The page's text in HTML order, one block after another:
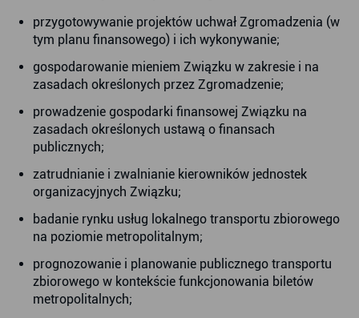
przygotowywanie projektów uchwał Zgromadzenia (w
tym planu finansowego) i ich wykonywanie;
gospodarowanie mieniem Związku w zakresie i na
zasadach określonych przez Zgromadzenie;
prowadzenie gospodarki finansowej Związku na
zasadach określonych ustawą o finansach
publicznych;
zatrudnianie i zwalnianie kierowników jednostek
organizacyjnych Związku;
badanie rynku usług lokalnego transportu zbiorowego
na poziomie metropolitalnym;
prognozowanie i planowanie publicznego transportu
zbiorowego w kontekście funkcjonowania biletów
metropolitalnych;